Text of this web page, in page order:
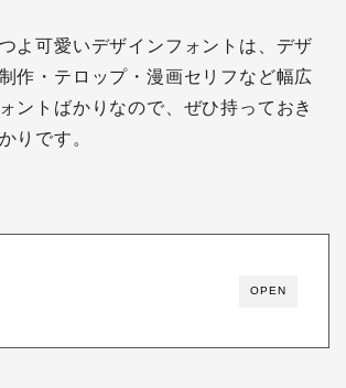
よ可愛いデザインフォントは、デザ
作・テロップ・漫画セリフなど幅広
ントばかりなので、ぜひ持っておき
りです。
OPEN